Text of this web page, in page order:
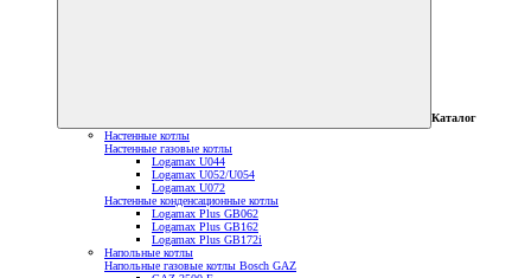
Каталог
Настенные котлы
Настенные газовые котлы
Logamax U044
Logamax U052/U054
Logamax U072
Настенные конденсационные котлы
Logamax Plus GB062
Logamax Plus GB162
Logamax Plus GB172i
Напольные котлы
Напольные газовые котлы Bosch GAZ